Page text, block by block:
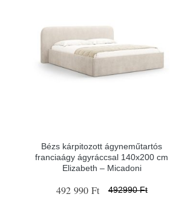
Bézs kárpitozott ágyneműtartós
franciaágy ágyráccsal 140x200 cm
Elizabeth – Micadoni
492 990 Ft 492990 Ft